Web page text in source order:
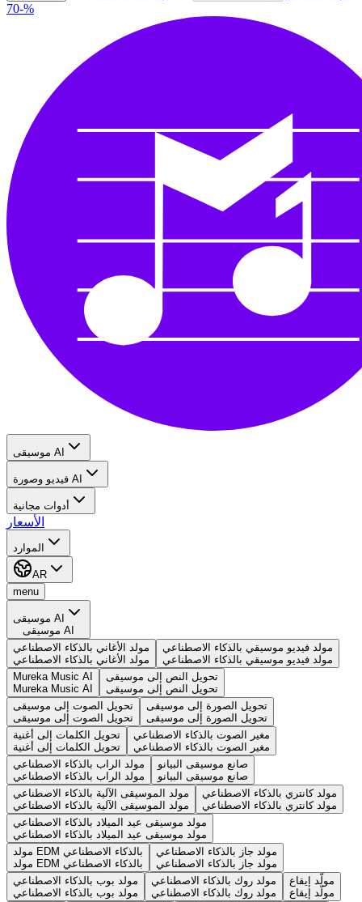
-70%
موسيقى AI
فيديو وصورة AI
أدوات مجانية
الأسعار
الموارد
AR
menu
موسيقى AI
موسيقى AI
مولد الأغاني بالذكاء الاصطناعي
مولد الأغاني بالذكاء الاصطناعي
مولد فيديو موسيقي بالذكاء الاصطناعي
مولد فيديو موسيقي بالذكاء الاصطناعي
Mureka Music AI
Mureka Music AI
تحويل النص إلى موسيقى
تحويل النص إلى موسيقى
تحويل الصوت إلى موسيقى
تحويل الصوت إلى موسيقى
تحويل الصورة إلى موسيقى
تحويل الصورة إلى موسيقى
تحويل الكلمات إلى أغنية
تحويل الكلمات إلى أغنية
مغير الصوت بالذكاء الاصطناعي
مغير الصوت بالذكاء الاصطناعي
مولد الراب بالذكاء الاصطناعي
مولد الراب بالذكاء الاصطناعي
صانع موسيقى البيانو
صانع موسيقى البيانو
مولد الموسيقى الآلية بالذكاء الاصطناعي
مولد الموسيقى الآلية بالذكاء الاصطناعي
مولد كانتري بالذكاء الاصطناعي
مولد كانتري بالذكاء الاصطناعي
مولد موسيقى عيد الميلاد بالذكاء الاصطناعي
مولد موسيقى عيد الميلاد بالذكاء الاصطناعي
مولد EDM بالذكاء الاصطناعي
مولد EDM بالذكاء الاصطناعي
مولد جاز بالذكاء الاصطناعي
مولد جاز بالذكاء الاصطناعي
مولد بوب بالذكاء الاصطناعي
مولد بوب بالذكاء الاصطناعي
مولد روك بالذكاء الاصطناعي
مولد روك بالذكاء الاصطناعي
مولّد إيقاع
مولّد إيقاع